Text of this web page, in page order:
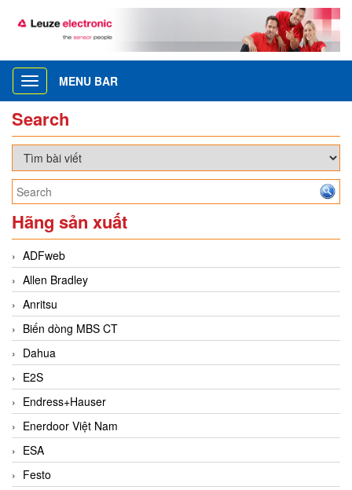
Toggle
navigation
MENU BAR
Search
Hãng sản xuất
ADFweb
Allen Bradley
Anritsu
Biến dòng MBS CT
Dahua
E2S
Endress+Hauser
Enerdoor Việt Nam
ESA
Festo